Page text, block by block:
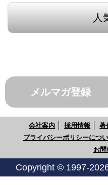
人
メルマガ登録
会社案内 採用情報 著
プライバシーポリシーにつ
お
Copyright © 1997-